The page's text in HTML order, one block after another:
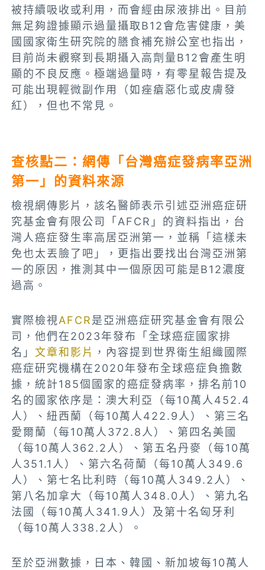
被持續吸收或利用，而會經由尿液排出​。目前
無足夠證據顯示過量攝取B12會危害健康，美
國國家衛生研究院的膳食補充辦公室也指出，
目前尚未觀察到長期攝入高劑量B12會產生明
顯的不良反應​。極端過量時，有零星報告提及
可能出現輕微副作用（如痤瘡惡化或皮膚發
紅），但也不常見。
查核點二：網傳「台灣癌症發病率亞洲
第一」的資料來源
檢視網傳影片，該名醫師表示引述亞洲癌症研
究基金會有限公司「AFCR」的資料指出，台
灣人癌症發生率高居亞洲第一，並稱「這樣未
免也太丟臉了吧」，更指出要找出台灣亞洲第
一的原因，推測其中一個原因可能是B12濃度
過高。
實際檢視AFCR是亞洲癌症研究基金會有限公
司，他們在2023年發布「全球癌症國家排
名」文章和影片
，內容提到世界衛生組織國際
癌症研究機構在2020年發布全球癌症負擔數
據，統計185個國家的癌症發病率，排名前10
名的國家依序是：澳大利亞（每10萬人452.4
人）、紐西蘭（每10萬人422.9人）、第三名
愛爾蘭（每10萬人372.8人）、第四名美國
（每10萬人362.2人）、第五名丹麥（每10萬
人351.1人）、第六名荷蘭（每10萬人349.6
人）、第七名比利時（每10萬人349.2人）、
第八名加拿大（每10萬人348.0人）、第九名
法國（每10萬人341.9人）及第十名匈牙利
（每10萬人338.2人）。
至於亞洲數據，日本、韓國、新加坡每10萬人